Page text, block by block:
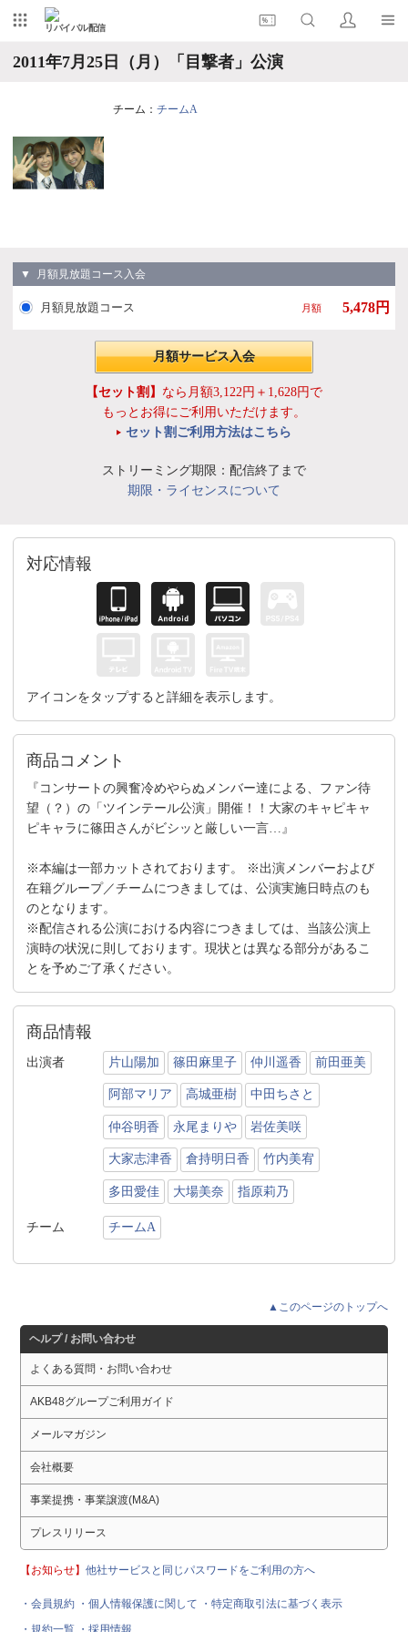
リバイバル配信
2011年7月25日（月）「目撃者」公演
チーム： チームA
▼ 月額見放題コース入会
月額見放題コース 月額 5,478円
月額サービス入会
【セット割】 なら月額3,122円＋1,628円で
もっとお得にご利用いただけます。
セット割ご利用方法はこちら
ストリーミング期限：配信終了まで
期限・ライセンスについて
対応情報
アイコンをタップすると詳細を表示します。
商品コメント
『コンサートの興奮冷めやらぬメンバー達による、ファン待
望（？）の「ツインテール公演」開催！！大家のキャピキャ
ピキャラに篠田さんがビシッと厳しい一言…』
※本編は一部カットされております。 ※出演メンバーおよび
在籍グループ／チームにつきましては、公演実施日時点のも
のとなります。
※配信される公演における内容につきましては、当該公演上
演時の状況に則しております。現状とは異なる部分があるこ
とを予めご了承ください。
商品情報
出演者 片山陽加 篠田麻里子 仲川遥香 前田亜美
阿部マリア 高城亜樹 中田ちさと
仲谷明香 永尾まりや 岩佐美咲
大家志津香 倉持明日香 竹内美宥
多田愛佳 大場美奈 指原莉乃
チーム チームA
▲このページのトップへ
ヘルプ / お問い合わせ
よくある質問・お問い合わせ
AKB48グループご利用ガイド
メールマガジン
会社概要
事業提携・事業譲渡(M&A)
プレスリリース
【お知らせ】他社サービスと同じパスワードをご利用の方へ
・会員規約 ・個人情報保護に関して
・特定商取引法に基づく表示